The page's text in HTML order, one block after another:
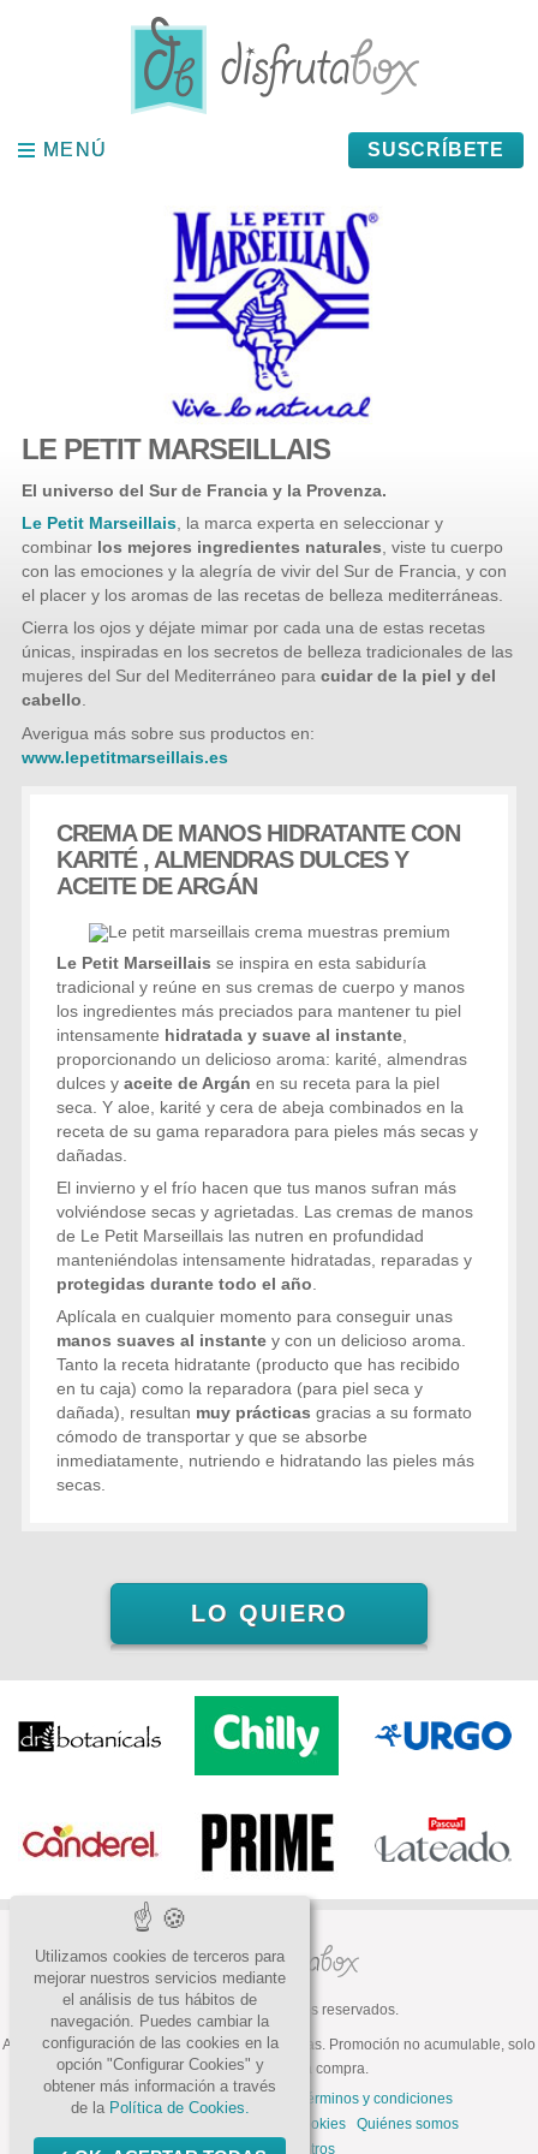
MENÚ
MENÚ SUSCRÍBETE
LE PETIT MARSEILLAIS
El universo del Sur de Francia y la Provenza.
Le Petit Marseillais, la marca experta en seleccionar y
combinar los mejores ingredientes naturales, viste tu cuerpo
con las emociones y la alegría de vivir del Sur de Francia, y con
el placer y los aromas de las recetas de belleza mediterráneas.
Cierra los ojos y déjate mimar por cada una de estas recetas
únicas, inspiradas en los secretos de belleza tradicionales de las
mujeres del Sur del Mediterráneo paracuidar de la piel y del
cabello.
Averigua más sobre sus productos en:
www.lepetitmarseillais.es
CREMA DE MANOS HIDRATANTE CON
KARITÉ , ALMENDRAS DULCES Y
ACEITE DE ARGÁN
Le Petit Marseillais se inspira en esta sabiduría
tradicional y reúne en sus cremas de cuerpo y manos
los ingredientes más preciados para mantener tu piel
intensamente hidratada y suave al instante
proporcionando un delicioso aroma: karité, almendras
dulces yaceite de Argán en su receta para la piel
seca. Y aloe, karité y cera de abeja combinados en la
receta de su gama reparadora para pieles más secas y
dañadas.
El invierno y el frío hacen que tus manos sufran más
volviéndose secas y agrietadas. Las cremas de manos
de Le Petit Marseillais las nutren en profundidad
manteniéndolas intensamente hidratadas, reparadas y
protegidas durante todo el año
Aplícala en cualquier momento para conseguir unas
manos suaves al instante y con un delicioso aroma.
Tanto la receta hidratante (producto que has recibido
en tu caja) como la reparadora (para piel seca y
dañada), resultan muy prácticas gracias a su formato
cómodo de transportar y que se absorbe
inmediatamente, nutriendo e hidratando las pieles más
secas.
LO QUIERO
© 2026 Todos los derechos reservados.
ATENCIÓN: Oferta válida hasta fin de existencias. Promoción no acumulable, solo
válida para la primera compra.
Preguntas frecuentes
Términos y condiciones
Política de cookies
Quiénes somos
Trabaja con nosotros
Utilizamos cookies de terceros para
mejorar nuestros servicios mediante
el análisis de tus hábitos de
navegación. Puedes cambiar la
configuración de las cookies en la
opción "Configurar Cookies" y
obtener más información a través
de la Política de Cookies.